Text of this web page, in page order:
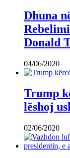
Dhuna
Donald
04/06/2020
Trump
lëshoj
02/06/2020